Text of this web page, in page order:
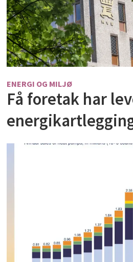
ENERGI OG MILJØ
Få foretak har